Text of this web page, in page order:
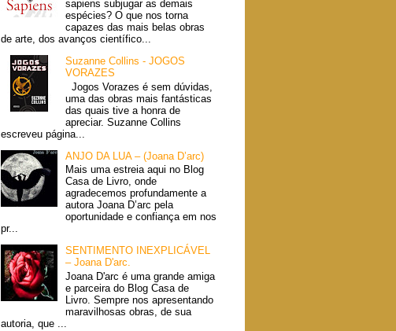
sapiens subjugar as demais
espécies? O que nos torna
capazes das mais belas obras
de arte, dos avanços científico...
Suzanne Collins - JOGOS
VORAZES
Jogos Vorazes é sem dúvidas,
uma das obras mais fantásticas
das quais tive a honra de
apreciar. Suzanne Collins
escreveu página...
ANJO DA LUA – (Joana D’arc)
Mais uma estreia aqui no Blog
Casa de Livro, onde
agradecemos profundamente a
autora Joana D’arc pela
oportunidade e confiança em nos
pr...
SENTIMENTO INEXPLICÁVEL
– Joana D'arc.
Joana D'arc é uma grande amiga
e parceira do Blog Casa de
Livro. Sempre nos apresentando
maravilhosas obras, de sua
autoria, que ...